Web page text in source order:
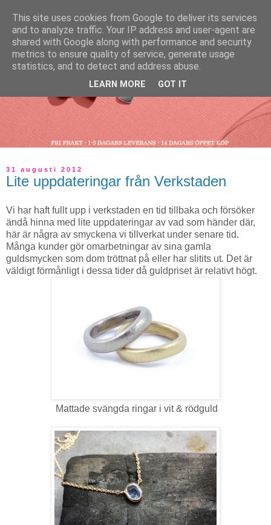
31 augusti 2012
Lite uppdateringar från Verkstaden
Vi har haft fullt upp i verkstaden en tid tillbaka och försöker
ändå hinna med lite uppdateringar av vad som händer där,
här är några av smyckena vi tillverkat under senare tid.
Många kunder gör omarbetningar av sina gamla
guldsmycken som dom tröttnat på eller har slitits ut. Det är
väldigt förmånligt i dessa tider då guldpriset är relativt högt.
Mattade svängda ringar i vit & rödguld
This site uses cookies from Google to deliver its services
and to analyze traffic. Your IP address and user-agent are
shared with Google along with performance and security
metrics to ensure quality of service, generate usage
statistics, and to detect and address abuse.
LEARN MORE GOT IT